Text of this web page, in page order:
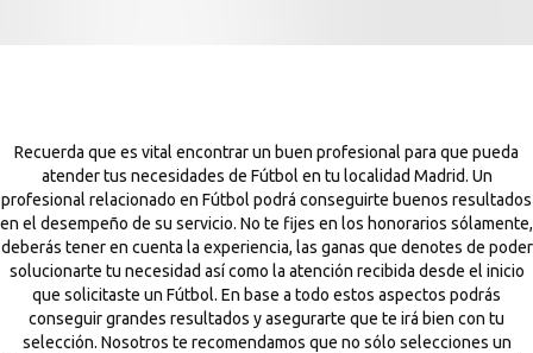
Recuerda que es vital encontrar un buen profesional para que pueda
atender tus necesidades de Fútbol en tu localidad Madrid. Un
profesional relacionado en Fútbol podrá conseguirte buenos resultados
en el desempeño de su servicio. No te fijes en los honorarios sólamente,
deberás tener en cuenta la experiencia, las ganas que denotes de poder
solucionarte tu necesidad así como la atención recibida desde el inicio
que solicitaste un Fútbol. En base a todo estos aspectos podrás
conseguir grandes resultados y asegurarte que te irá bien con tu
selección. Nosotros te recomendamos que no sólo selecciones un